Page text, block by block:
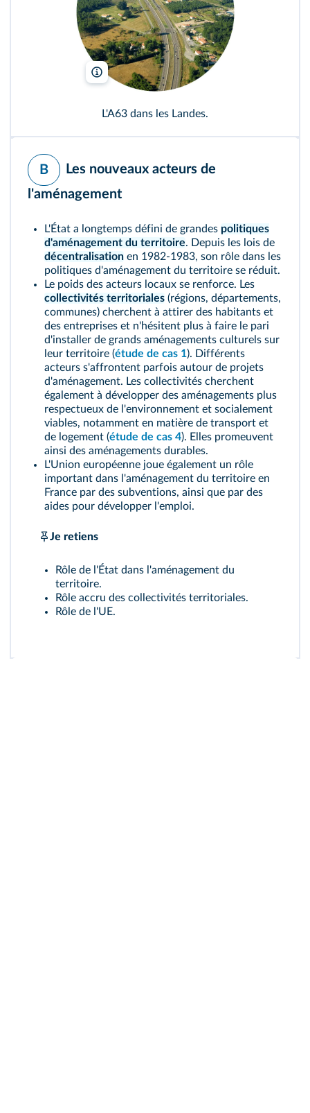
Larrousiney/Wikimedia
L'A63 dans les Landes.
B
Les nouveaux acteurs de
l'aménagement
L'État a longtemps défini de grandes politiques
d'aménagement du territoire. Depuis les lois de
décentralisation en 1982-1983, son rôle dans les
politiques d'aménagement du territoire se réduit.
Le poids des acteurs locaux se renforce. Les
collectivités territoriales (régions, départements,
communes) cherchent à attirer des habitants et
des entreprises et n'hésitent plus à faire le pari
d'installer de grands aménagements culturels sur
leur territoire (étude de cas 1). Différents
acteurs s'affrontent parfois autour de projets
d'aménagement. Les collectivités cherchent
également à développer des aménagements plus
respectueux de l'environnement et socialement
viables, notamment en matière de transport et
de logement (étude de cas 4). Elles promeuvent
ainsi des aménagements durables.
L'Union européenne joue également un rôle
important dans l'aménagement du territoire en
France par des subventions, ainsi que par des
aides pour développer l'emploi.
Je retiens
Rôle de l'État dans l'aménagement du
territoire.
Rôle accru des collectivités territoriales.
Rôle de l'UE.